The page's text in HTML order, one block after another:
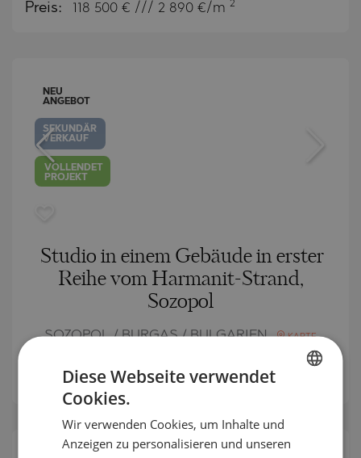
Preis: 118 500 € /// 2 890 €/m 2
NEU
ANGEBOT
SEKUNDÄR
VERKAUF
VOLLENDET
PROJEKT
Studio in einem Gebäude in erster
Reihe vom Harmanit-Strand,
Sozopol
SOZOPOL / BURGAS / BULGARIEN KARTE
Preis: 109 000€ /// 2 946 €/m2
ENGLISH
Diese Webseite verwendet
Cookies.
Wir verwenden Cookies, um Inhalte und
Anzeigen zu personalisieren und unseren